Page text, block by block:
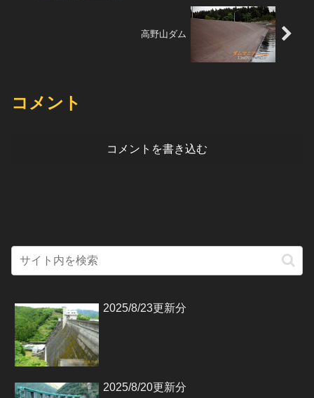
高野山ダム
コメント
コメントを書き込む
2025/8/23更新分
2025/8/20更新分